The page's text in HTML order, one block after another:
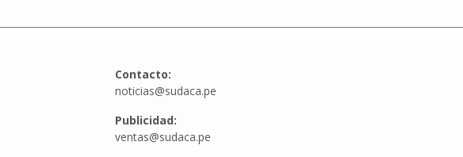
Contacto:
noticias@sudaca.pe
Publicidad:
ventas@sudaca.pe